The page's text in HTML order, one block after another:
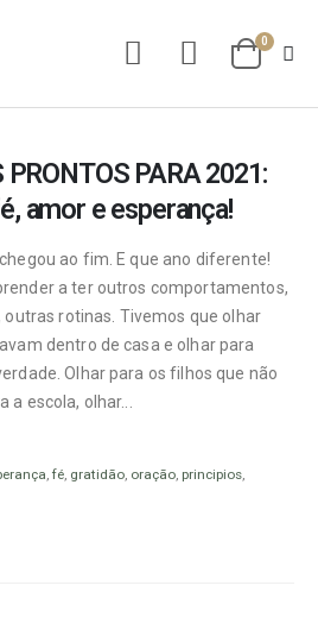
0
PARA 2021:
amor e esperança!
ao fim. E que ano diferente!
a ter outros comportamentos,
rotinas. Tivemos que olhar
dentro de casa e olhar para
Olhar para os filhos que não
escola, olhar...
, fé, gratidão, oração, principios,